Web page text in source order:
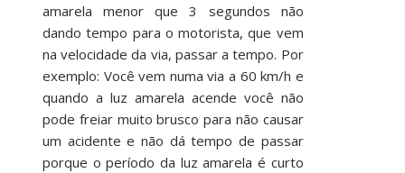
amarela menor que 3 segundos não
dando tempo para o motorista, que vem
na velocidade da via, passar a tempo. Por
exemplo: Você vem numa via a 60 km/h e
quando a luz amarela acende você não
pode freiar muito brusco para não causar
um acidente e não dá tempo de passar
porque o período da luz amarela é curto